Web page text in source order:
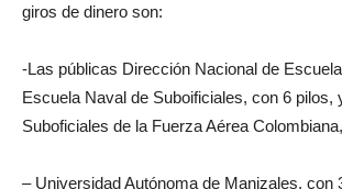
giros de dinero son:
-Las públicas Dirección Nacional de
Escuela Naval de Suboificiales, con 6 pilos,
Suboficiales de la Fuerza Aérea
– Universidad Autónoma de Manizales, con